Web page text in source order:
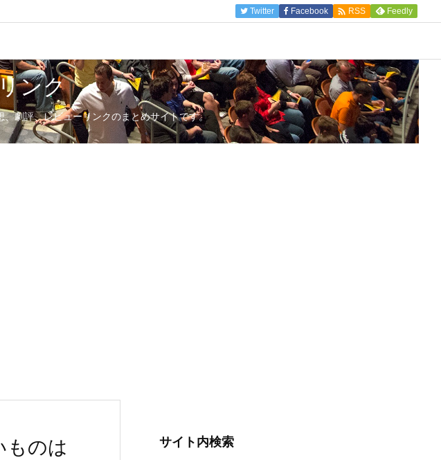
Twitter Facebook  RSS Feedly
ンク
劇評、レビューリンクのまとめサイトです。
のは
サイト内検索